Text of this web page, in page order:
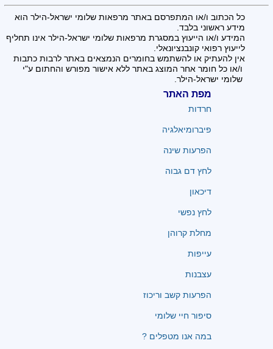
כל הכתוב ו/או המתפרסם באתר מרפאות שלומי ישראל-הילר הוא
מידע ראשוני בלבד.
המידע ו/או הייעוץ במסגרת מרפאות שלומי ישראל-הילר אינו תחליף
לייעוץ רפואי קונבנציונאלי.
אין להעתיק או להשתמש בחומרים הנמצאים באתר לרבות כתבות
ו/או כל חומר אחר המוצג באתר ללא אישור מפורש והחתום ע"י
שלומי ישראל-הילר.
מפת האתר
חרדות
פיברומיאלגיה
הפרעות שינה
לחץ דם גבוה
דיכאון
לחץ נפשי
מחלת קרוהן
עייפות
עצבנות
הפרעות קשב וריכוז
סיפור חיי שלומי
במה אנו מטפלים ?